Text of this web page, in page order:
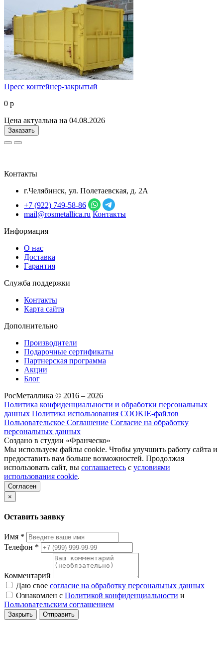
Пресс контейнер-закрытый
0 р
Цена актуальна на 04.08.2026
Заказать
Контакты
г.Челябинск, ул. Полетаевская, д. 2А
+7 (922) 749‑58‑86
mail@rosmetallica.ru Контакты
Информация
О нас
Доставка
Гарантия
Служба поддержки
Контакты
Карта сайта
Дополнительно
Производители
Подарочные сертификаты
Партнерская программа
Акции
Блог
РосМеталлика © 2016 – 2026
Политика конфиденциальности и обработки персональных
данных Политика использования COOKIE-файлов
Пользовательское Соглашение Согласие на обработку
персональных данных
Создано в студии «Франческо»
Мы используем файлы cookie. Чтобы улучшить работу сайта и
предоставить вам больше возможностей. Продолжая
использовать сайт, вы соглашаетесь с условиями
использования cookie.
Согласен
×
Оставить заявку
Имя *
Телефон *
Комментарий
Даю свое согласие на обработку персональных данных
Ознакомлен с Политикой конфиденциальности и
Пользовательским соглашением
Закрыть Отправить